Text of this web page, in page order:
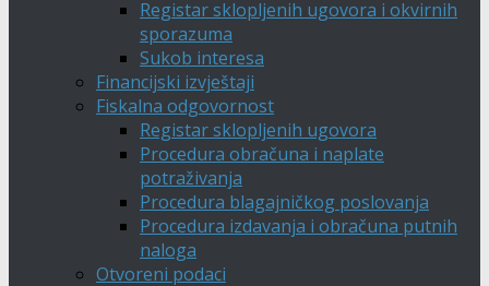
Registar sklopljenih ugovora i okvirnih
sporazuma
Sukob interesa
Financijski izvještaji
Fiskalna odgovornost
Registar sklopljenih ugovora
Procedura obračuna i naplate
potraživanja
Procedura blagajničkog poslovanja
Procedura izdavanja i obračuna putnih
naloga
Otvoreni podaci